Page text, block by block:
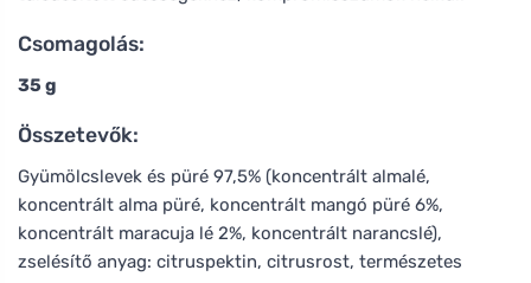
Csomagolás:
35 g
Összetevők:
Gyümölcslevek és püré 97,5% (koncentrált almalé,
koncentrált alma püré, koncentrált mangó püré 6%,
koncentrált maracuja lé 2%, koncentrált narancslé),
zselésítő anyag: citruspektin, citrusrost, természetes